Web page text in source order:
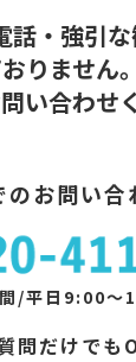
話・強引
りません。
い合わせ
のお問い合
/平日9:00～
問だけでも